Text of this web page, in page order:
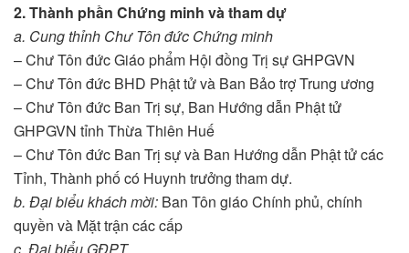
2. Thành phần Chứng minh và tham dự
a. Cung thỉnh Chư Tôn đức Chứng minh
– Chư Tôn đức Giáo phẩm Hội đồng Trị sự GHPGVN
– Chư Tôn đức BHD Phật tử và Ban Bảo trợ Trung ương
– Chư Tôn đức Ban Trị sự, Ban Hướng dẫn Phật tử
GHPGVN tỉnh Thừa Thiên Huế
– Chư Tôn đức Ban Trị sự và Ban Hướng dẫn Phật tử các
Tỉnh, Thành phố có Huynh trưởng tham dự.
b. Đại biểu khách mời: Ban Tôn giáo Chính phủ, chính
quyền và Mặt trận các cấp